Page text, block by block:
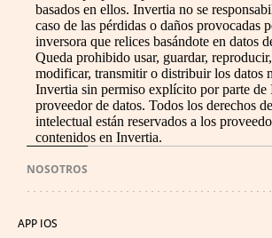
basados en ellos. Invertia no se
caso de las pérdidas o daños provocadas
inversora que relices basándote en datos
Queda prohibido usar, guardar,
modificar, transmitir o distribuir los datos
Invertia sin permiso explícito por parte de
proveedor de datos. Todos los derechos
intelectual están reservados a los
contenidos en Invertia.
NOSOTROS
APP IOS